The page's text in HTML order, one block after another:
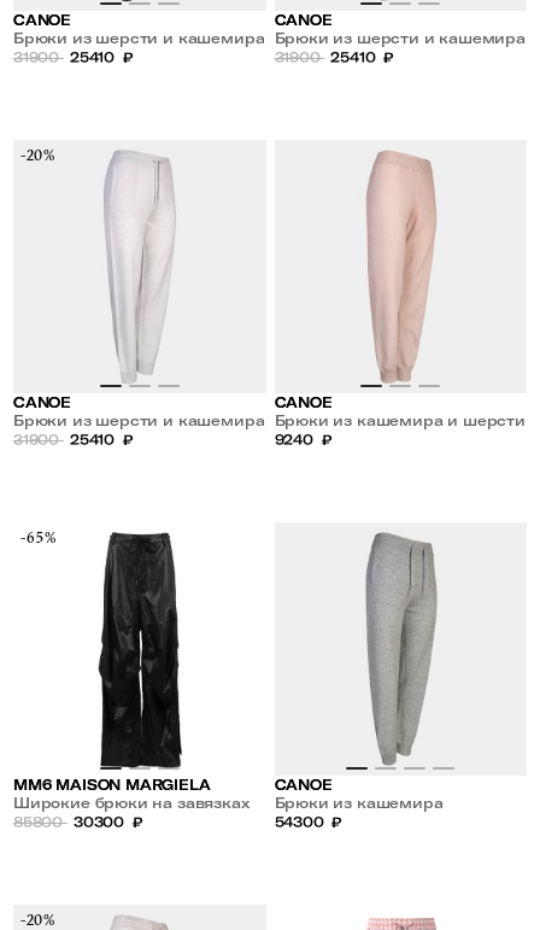
CANOE
Брюки из шерсти и кашемира
31900 25410 ₽
CANOE
Брюки из шерсти и кашемира
31900 25410 ₽
-20%
CANOE
Брюки из шерсти и кашемира
31900 25410 ₽
CANOE
Брюки из кашемира и шерсти
9240 ₽
-65%
MM6 MAISON MARGIELA
Широкие брюки на завязках
из экокожи
85800 30300 ₽
CANOE
Брюки из кашемира
54300 ₽
-20%